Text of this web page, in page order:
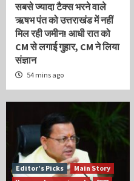
सबसे ज्यादा टैक्स भरने वाले
ऋषभ पंत को उत्तराखंड में नहीं
मिल रही जमीन! आधी रात को
CM से लगाई गुहार, CM ने लिया
संज्ञान
54 mins ago
Editor’s Picks
Main Story